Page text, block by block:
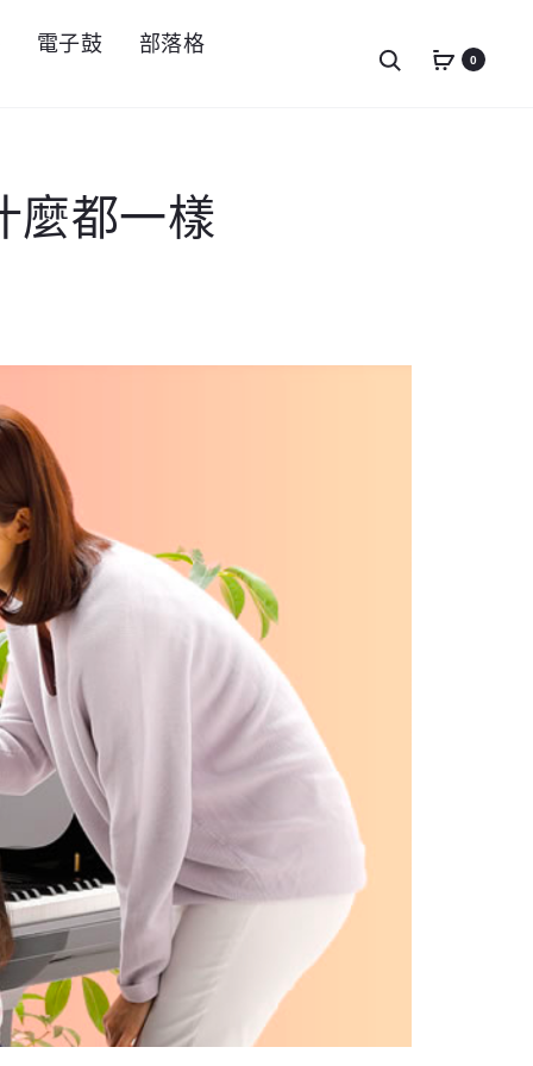
電子鼓
部落格
Search 0
麼都一樣